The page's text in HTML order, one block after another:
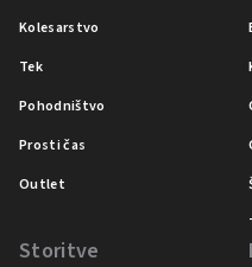
Kolesarstvo
Tek
Pohodništvo
Prosti čas
Outlet
Storitve